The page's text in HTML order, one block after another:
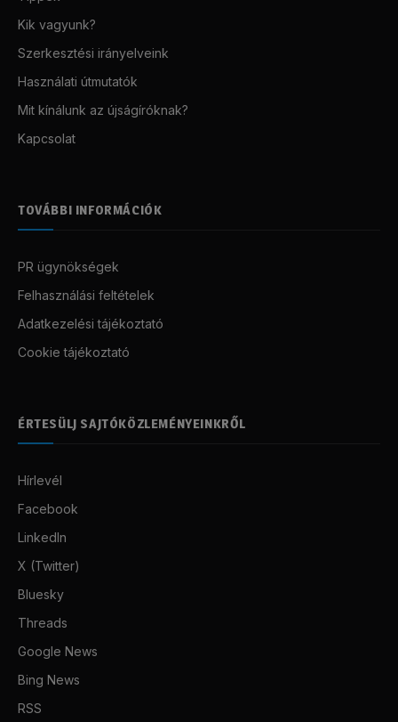
Kik vagyunk?
Szerkesztési irányelveink
Használati útmutatók
Mit kínálunk az újságíróknak?
Kapcsolat
TOVÁBBI INFORMÁCIÓK
PR ügynökségek
Felhasználási feltételek
Adatkezelési tájékoztató
Cookie tájékoztató
ÉRTESÜLJ SAJTÓKÖZLEMÉNYEINKRŐL
Hírlevél
Facebook
LinkedIn
X (Twitter)
Bluesky
Threads
Google News
Bing News
RSS